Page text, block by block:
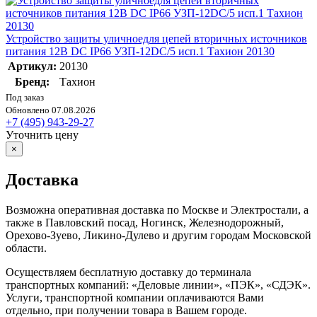
Устройство защиты уличноедля цепей вторичных источников
питания 12В DC IP66 УЗП-12DC/5 исп.1 Тахион 20130
Артикул: 20130
Бренд:
Тахион
Под заказ
Обновлено 07.08.2026
+7 (495) 943-29-27
Уточнить цену
×
Доставка
Возможна оперативная доставка по Москве и Электростали, а
также в Павловский посад, Ногинск, Железнодорожный,
Орехово-Зуево, Ликино-Дулево и другим городам Московской
области.
Осуществляем бесплатную доставку до терминала
транспортных компаний: «Деловые линии», «ПЭК», «СДЭК».
Услуги, транспортной компании оплачиваются Вами
отдельно, при получении товара в Вашем городе.